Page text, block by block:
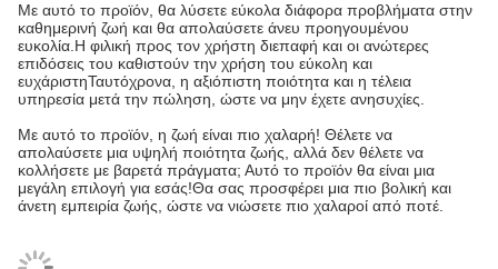
Με αυτό το προϊόν, θα λύσετε εύκολα διάφορα προβλήματα στην
καθημερινή ζωή και θα απολαύσετε άνευ προηγουμένου
ευκολία.Η φιλική προς τον χρήστη διεπαφή και οι ανώτερες
επιδόσεις του καθιστούν την χρήση του εύκολη και
ευχάριστηΤαυτόχρονα, η αξιόπιστη ποιότητα και η τέλεια
υπηρεσία μετά την πώληση, ώστε να μην έχετε ανησυχίες.
Με αυτό το προϊόν, η ζωή είναι πιο χαλαρή! Θέλετε να
απολαύσετε μια υψηλή ποιότητα ζωής, αλλά δεν θέλετε να
κολλήσετε με βαρετά πράγματα; Αυτό το προϊόν θα είναι μια
μεγάλη επιλογή για εσάς!Θα σας προσφέρει μια πιο βολική και
άνετη εμπειρία ζωής, ώστε να νιώσετε πιο χαλαροί από ποτέ.